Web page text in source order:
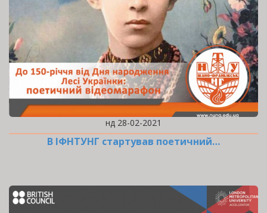
нд 28-02-2021
В ІФНТУНГ стартував поетичний…